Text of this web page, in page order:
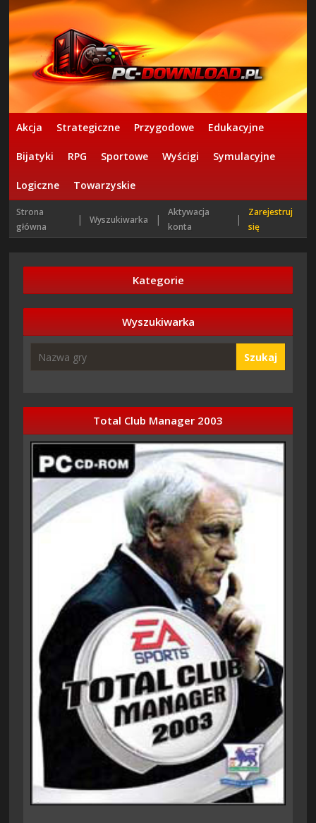
Akcja Strategiczne Przygodowe Edukacyjne
Bijatyki RPG Sportowe Wyścigi Symulacyjne
Logiczne Towarzyskie
Strona
główna
| Wyszukiwarka |
Aktywacja
konta
|
Zarejestruj
się
Kategorie
Wyszukiwarka
Szukaj
Total Club Manager 2003